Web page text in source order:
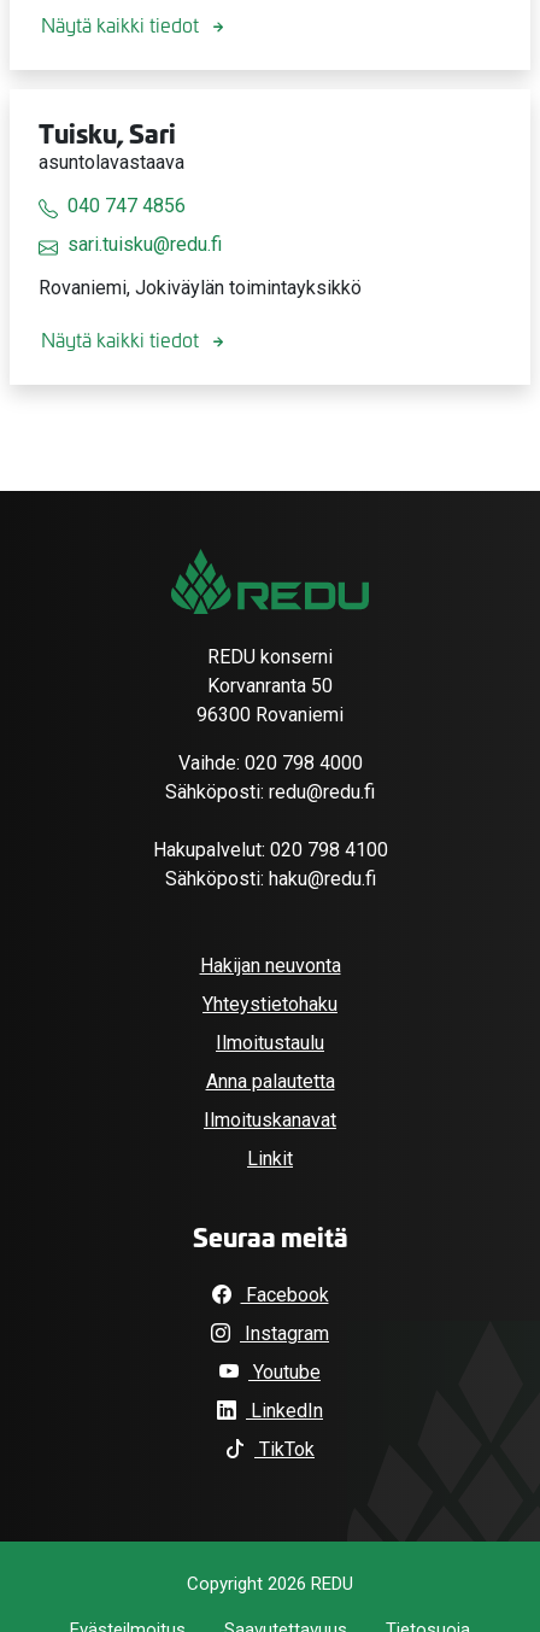
Näytä kaikki tiedot
Tuisku, Sari
asuntolavastaava
040 747 4856
sari.tuisku@redu.fi
Rovaniemi, Jokiväylän toimintayksikkö
Näytä kaikki tiedot
REDU konserni
Korvanranta 50
96300 Rovaniemi
Vaihde: 020 798 4000
Sähköposti: redu@redu.fi
Hakupalvelut: 020 798 4100
Sähköposti: haku@redu.fi
Hakijan neuvonta
Yhteystietohaku
Ilmoitustaulu
Anna palautetta
Ilmoituskanavat
Linkit
Seuraa meitä
Facebook
Instagram
Youtube
LinkedIn
TikTok
Copyright 2026 REDU